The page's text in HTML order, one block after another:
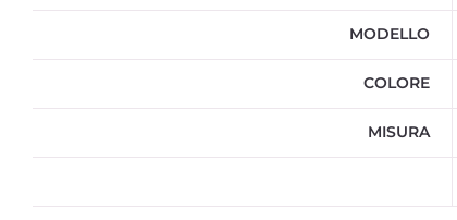
MODELLO
COLORE
MISURA